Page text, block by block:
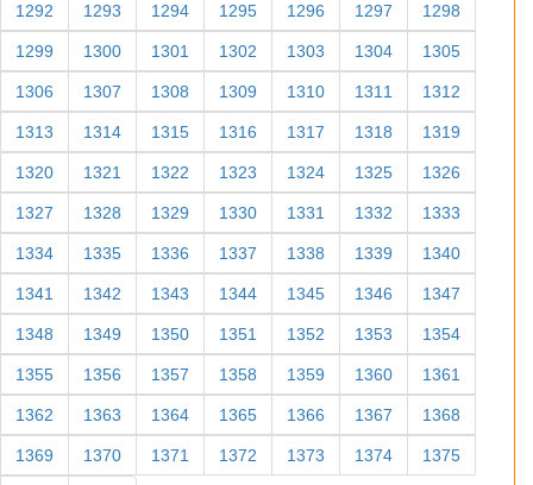
1292 1293 1294 1295 1296 1297 1298
1299 1300 1301 1302 1303 1304 1305
1306 1307 1308 1309 1310 1311 1312
1313 1314 1315 1316 1317 1318 1319
1320 1321 1322 1323 1324 1325 1326
1327 1328 1329 1330 1331 1332 1333
1334 1335 1336 1337 1338 1339 1340
1341 1342 1343 1344 1345 1346 1347
1348 1349 1350 1351 1352 1353 1354
1355 1356 1357 1358 1359 1360 1361
1362 1363 1364 1365 1366 1367 1368
1369 1370 1371 1372 1373 1374 1375